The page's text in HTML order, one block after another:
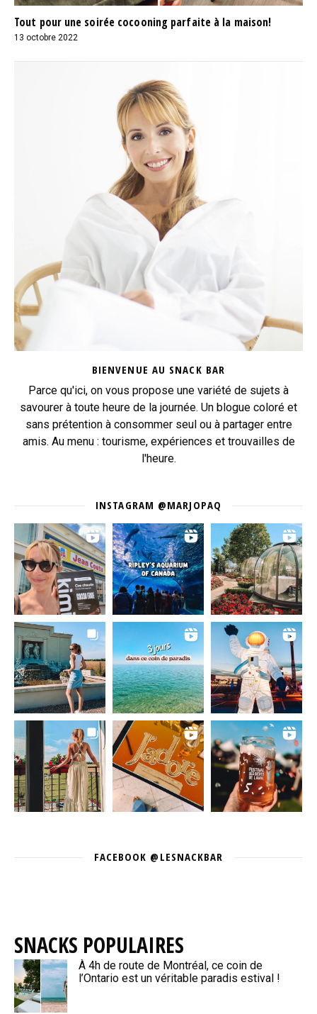
Tout pour une soirée cocooning parfaite à la maison!
13 octobre 2022
BIENVENUE AU SNACK BAR
Parce qu'ici, on vous propose une variété de sujets à
savourer à toute heure de la journée. Un blogue coloré et
sans prétention à consommer seul ou à partager entre
amis. Au menu : tourisme, expériences et trouvailles de
l'heure.
INSTAGRAM @MARJOPAQ
FACEBOOK @LESNACKBAR
SNACKS POPULAIRES
À 4h de route de Montréal, ce coin de
l’Ontario est un véritable paradis estival !